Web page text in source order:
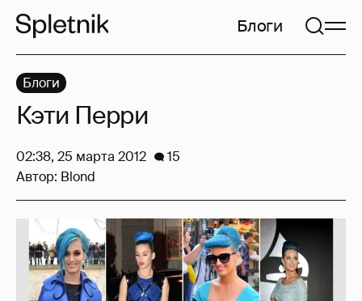
Блоги
Блоги
Кэти Перри
02:38, 25 марта 2012
15
Автор: Blond